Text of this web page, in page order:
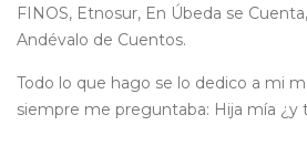
FINOS, Etnosur, En Úbeda se
Andévalo de Cuentos.
Todo lo que hago se lo dedico a mi
siempre me preguntaba: Hija mía ¿y